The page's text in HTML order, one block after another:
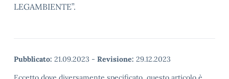
LEGAMBIENTE”.
Pubblicato: 21.09.2023 - Revisione: 29.12.2023